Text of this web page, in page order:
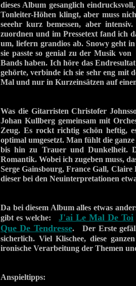
dieses Album gesanglich
Tonleiter-Höhen klingt, aber muss
seeehr kurz bemessen, aber
zuordnen und im Pressetext fand ich
um, liefern grandios ab. Snowy geht
sie passte so genial zu der Musik von
Bands haben. Ich höre das
gehörte, verbinde ich sie sehr eng mit
Mal und nur in Kurzeinsätzen auf
Was die Gitarristen Christofer
Johan Kullberg gemeinsam mit
Zeug. Es rockt richtig schön heftig,
optimal umgesetzt. Man fühlt die
bis hin zu Trauer und Dunkelheit.
Romantik. Wobei ich zugeben muss,
Serge Gainsbourg, France Gall, Claire
dieser bei den Neuinterpretationen
Da bei diesem Album alles etwas
gibt es welche: J'ai Le Mal De Toi
Que De Tendresse. Der Erste
sicherlich. Viel Klischee, diese
ironische Verarbeitung der Themen
Anspieltipps: